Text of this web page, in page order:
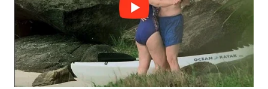
WN
SURABAYA
WN
NATUNA